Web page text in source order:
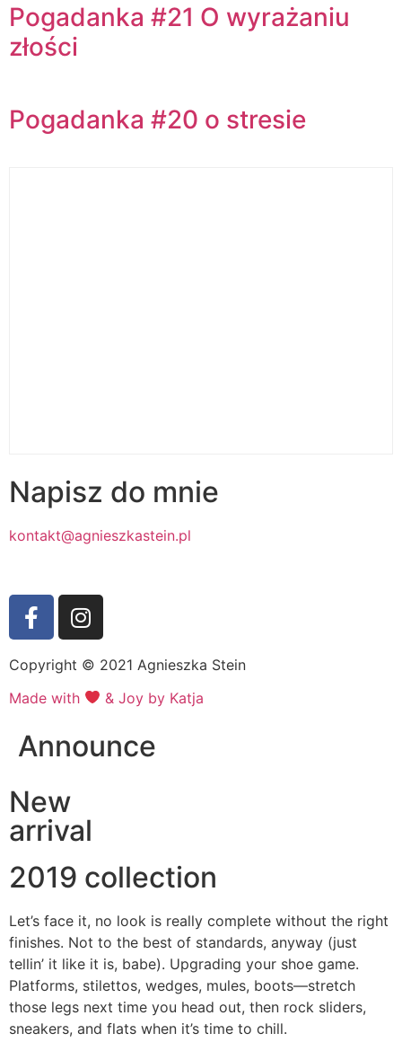
Pogadanka #21 O wyrażaniu
złości
Pogadanka #20 o stresie
Napisz do mnie
kontakt@agnieszkastein.pl
Made with & Joy by Katja
Copyright © 2021 Agnieszka Stein
Announce
New
arrival
2019 collection
Let’s face it, no look is really complete without the right
finishes. Not to the best of standards, anyway (just
tellin’ it like it is, babe). Upgrading your shoe game.
Platforms, stilettos, wedges, mules, boots—stretch
those legs next time you head out, then rock sliders,
sneakers, and flats when it’s time to chill.